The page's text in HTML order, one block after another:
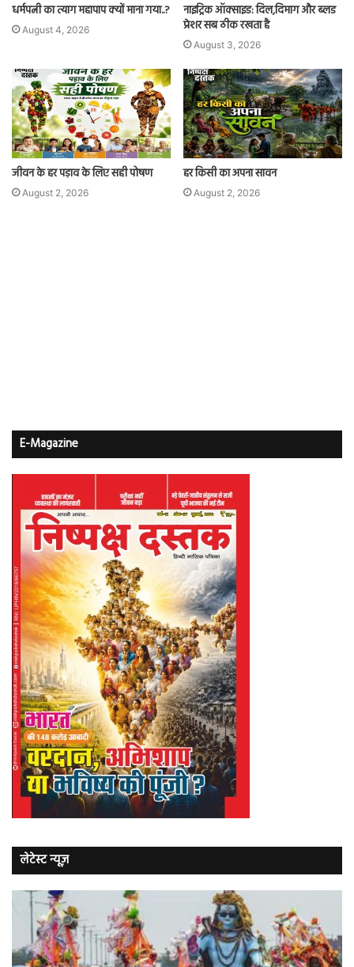
धर्मपत्नी का त्याग महापाप क्यों माना गया..?
August 4, 2026
नाइट्रिक ऑक्साइड: दिल,दिमाग और ब्लड
प्रेशर सब ठीक रखता है
August 3, 2026
जीवन के हर पड़ाव के लिए सही पोषण
August 2, 2026
हर किसी का अपना सावन
August 2, 2026
E-Magazine
लेटेस्ट न्यूज़